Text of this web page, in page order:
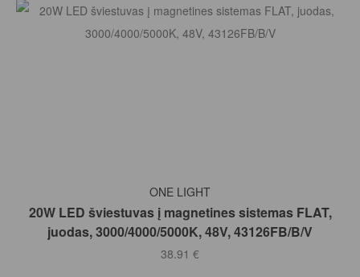
Į KREPŠELĮ
ONE LIGHT
20W LED šviestuvas į magnetines sistemas FLAT,
juodas, 3000/4000/5000K, 48V, 43126FB/B/V
38.91 €